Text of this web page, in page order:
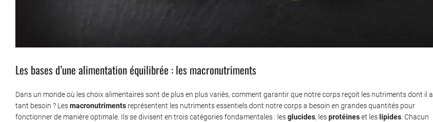
Les bases d’une alimentation équilibrée : les macronutriments
Dans un monde où les choix alimentaires sont de plus en plus variés, comment garantir que notre corps reçoit les nutriments dont il a
tant besoin ? Lesmacronutriments représentent les nutriments essentiels dont notre corps a besoin en grandes quantités pour
fonctionner de manière optimale. Ils se divisent en trois catégories fondamentales : lesglucides, lesprotéineset les lipides. Chacun